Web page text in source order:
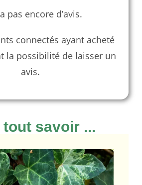
pas encore d’avis.
connectés ayant acheté
la possibilité de laisser un
avis.
tout savoir ...